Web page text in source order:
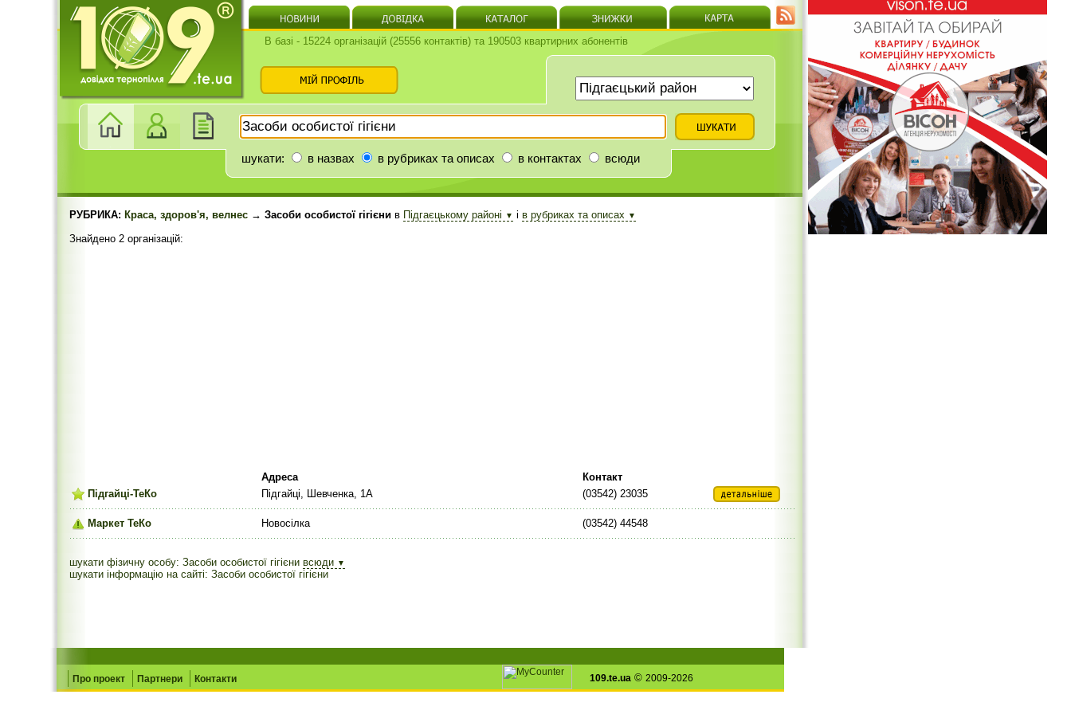
В базі - 15224 організацій (25556 контактів) та 190503 квартирних абонентів
шукати: в назвах в рубриках та описах в контактах всюди
РУБРИКА: Краса, здоров'я, велнес → Засоби особистої гігієни в Підгаєцькому районі ▼ і в рубриках та описах ▼
Знайдено 2 організацій:
Адреса
Контакт
Підгайці-ТеКо
Підгайці, Шевченка, 1А (03542) 23035
Маркет ТеКо Новосілка (03542) 44548
шукати фізичну особу: Засоби особистої гігієни всюди ▼
шукати інформацію на сайті: Засоби особистої гігієни
Про проект Партнери Контакти 109.te.ua © 2009-2026